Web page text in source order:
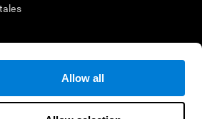
Allow all
apropiada. En un entorno
posterior evaluación
similar sólo
o deba ser considerada como
fines de investigación, todo